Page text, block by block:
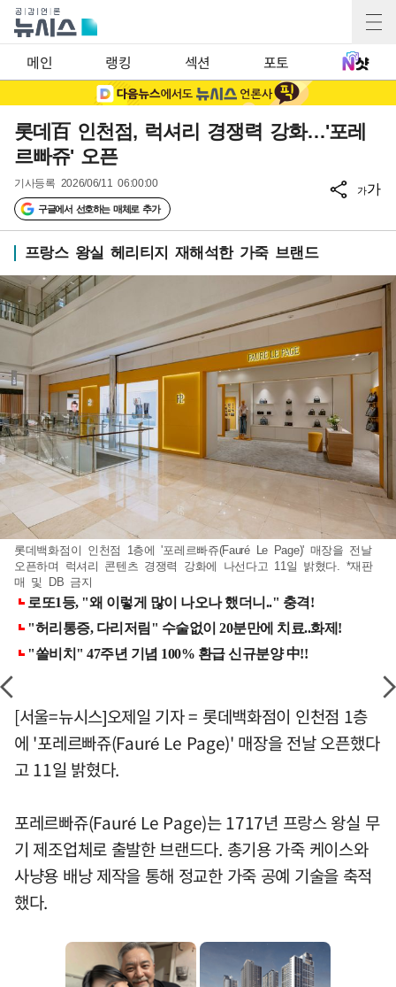
메인 랭킹 섹션 포토
롯데百 인천점, 럭셔리 경쟁력 강화…'포레
르빠쥬' 오픈
기사등록 2026/06/11 06:00:00
구글에서 선호하는 매체로 추가
가가
프랑스 왕실 헤리티지 재해석한 가죽 브랜드
롯데백화점이 인천점 1층에 '포레르빠쥬(Fauré Le Page)' 매장을 전날
오픈하며 럭셔리 콘텐츠 경쟁력 강화에 나선다고 11일 밝혔다. *재판
매 및 DB 금지
[서울=뉴시스]오제일 기자 = 롯데백화점이 인천점 1층
에 '포레르빠쥬(Fauré Le Page)' 매장을 전날 오픈했다
고 11일 밝혔다.
포레르빠쥬(Fauré Le Page)는 1717년 프랑스 왕실 무
기 제조업체로 출발한 브랜드다. 총기용 가죽 케이스와
사냥용 배낭 제작을 통해 정교한 가죽 공예 기술을 축적
했다.